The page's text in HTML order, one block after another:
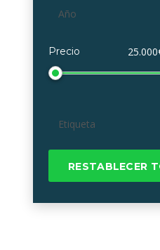
Año
Precio
Etiqueta
RESTABLECER